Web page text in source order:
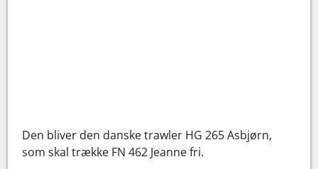
Den bliver den danske trawler HG 265 Asbjørn,
som skal trække FN 462 Jeanne fri.